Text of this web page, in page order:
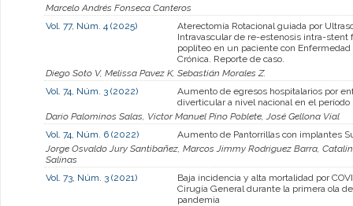
Marcelo Andrés Fonseca Canteros
Vol. 77, Núm. 4 (2025)
Aterectomía Rotacional guiada por
Intravascular de re-estenosis intra-stent
poplíteo en un paciente con Enfermedad
Crónica. Reporte de caso.
Diego Soto V, Melissa Pavez K, Sebastián Morales Z.
Vol. 74, Núm. 3 (2022)
Aumento de egresos hospitalarios por
diverticular a nivel nacional en el
Dario Palominos Salas, Victor Manuel Pino Poblete, José Gellona Vial
Vol. 74, Núm. 6 (2022)
Aumento de Pantorrillas con implantes
Jorge Osvaldo Jury Santibañez, Marcos Jimmy Rodriguez Barra,
Salinas
Vol. 73, Núm. 3 (2021)
Baja incidencia y alta mortalidad por
Cirugía General durante la primera ola
pandemia